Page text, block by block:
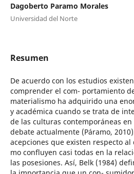
Dagoberto Paramo Morales
Universidad del Norte
Resumen
De acuerdo con los estudios
comprender el com- portamiento
materialismo ha adquirido una
y académica cuando se trata de
de las culturas contemporáneas
debate actualmente (Páramo,
acepciones que existen respecto
mo confluyen casi todas en la
las posesiones. Así, Belk (1984)